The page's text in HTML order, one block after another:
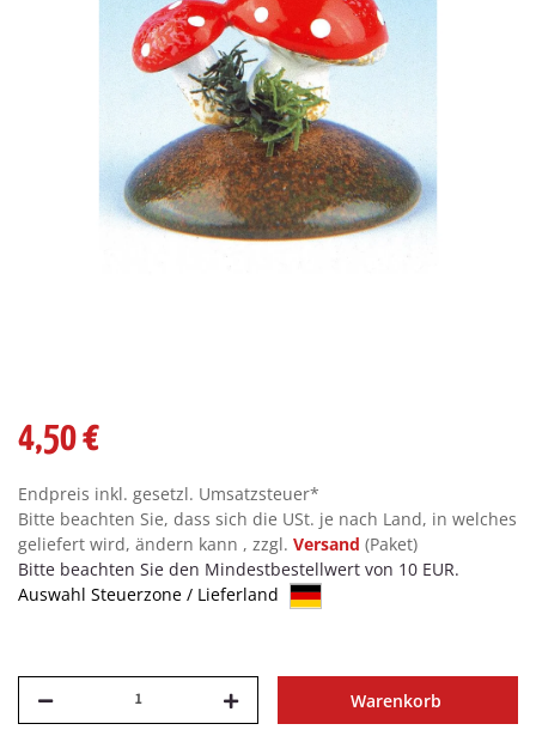
4,50 €
Endpreis inkl. gesetzl. Umsatzsteuer*
Bitte beachten Sie, dass sich die USt. je nach Land, in welches
geliefert wird, ändern kann , zzgl. Versand (Paket)
Bitte beachten Sie den Mindestbestellwert von 10 EUR.
Auswahl Steuerzone / Lieferland
Warenkorb